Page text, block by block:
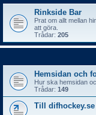
Rinkside Bar
Prat om allt mellan
att göra.
Trådar: 205
Hemsidan och
Hur ska hemsidan
Trådar: 149
Till difhockey.se